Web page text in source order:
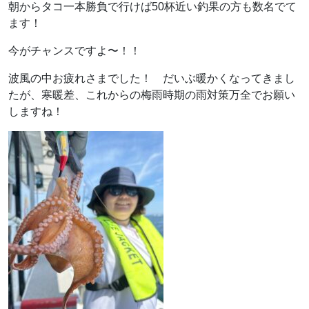
朝からタコ一本勝負で行けば50杯近い釣果の方も数名でて
ます！
今がチャンスですよ〜！！
波風の中お疲れさまでした！ だいぶ暖かくなってきまし
たが、寒暖差、これからの梅雨時期の雨対策万全でお願い
しますね！